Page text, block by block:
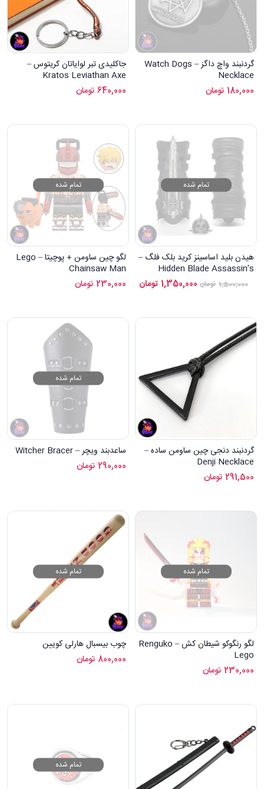
گردنبند واچ داگز – Watch Dogs
Necklace
180,000 تومان
جاکلیدی تبر لوایاتان کریتوس –
Kratos Leviathan Axe
Keychain
640,000 تومان
تمام شده
هیدن بلید اساسینز کرید بلک فلگ –
Hidden Blade Assassin’s
Creed Black Flag
1,500,000 تومان 1,350,000 تومان
تمام شده
لگو چین ساومن + پوچیتا – Lego
Chainsaw Man
230,000 تومان
گردنبند دنجی چین ساومن ساده –
Denji Necklace
291,500 تومان
تمام شده
ساعدبند ویچر – Witcher Bracer
290,000 تومان
تمام شده
لگو رنگوکو شیطان کش – Renguko
Lego
230,000 تومان
تمام شده
چوب بیسبال هارلی کویین
800,000 تومان
تمام شده